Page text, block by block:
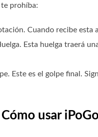
te prohíba:
Cuando recibe
Esta huelga traerá
Este es el golpe final.
Cómo usar